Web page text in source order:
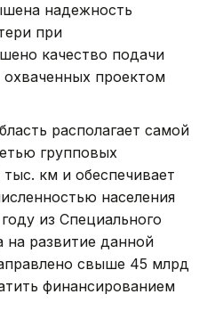
надежность
при
качество подачи
проектом
располагает самой
групповых
км и обеспечивает
населения
из Специального
на развитие данной
свыше 45 млрд
финансированием